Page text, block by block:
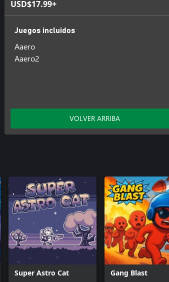
USD$17.99+
Juegos incluidos
Aaero
Aaero2
VOLVER ARRIBA
Super Astro Cat Gang Blast